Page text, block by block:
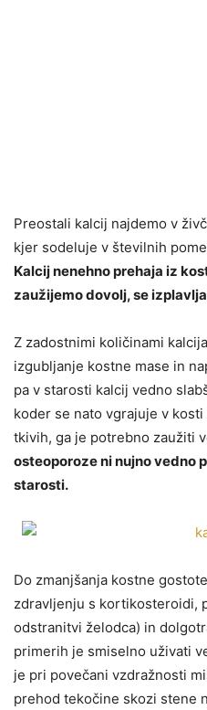
Preostali kalcij najdemo v
kjer sodeluje v številnih
Kalcij nenehno prehaja iz
zaužijemo dovolj, se
Z zadostnimi količinami
izgubljanje kostne mase in
pa v starosti kalcij vedno
koder se nato vgrajuje v
tkivih, ga je potrebno zaužiti
osteoporoze ni nujno vedno
starosti.
Do zmanjšanja kostne
zdravljenju s kortikosteroidi,
odstranitvi želodca) in
primerih je smiselno uživati
je pri povečani vzdražnosti
prehod tekočine skozi stene